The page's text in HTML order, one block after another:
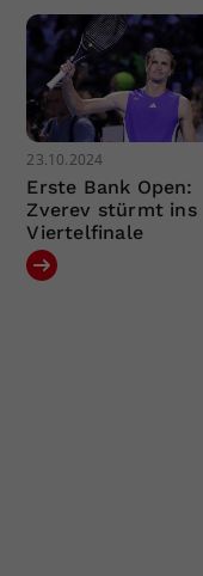
23.10.2024
Erste Bank Open:
Zverev stürmt ins
Viertelfinale